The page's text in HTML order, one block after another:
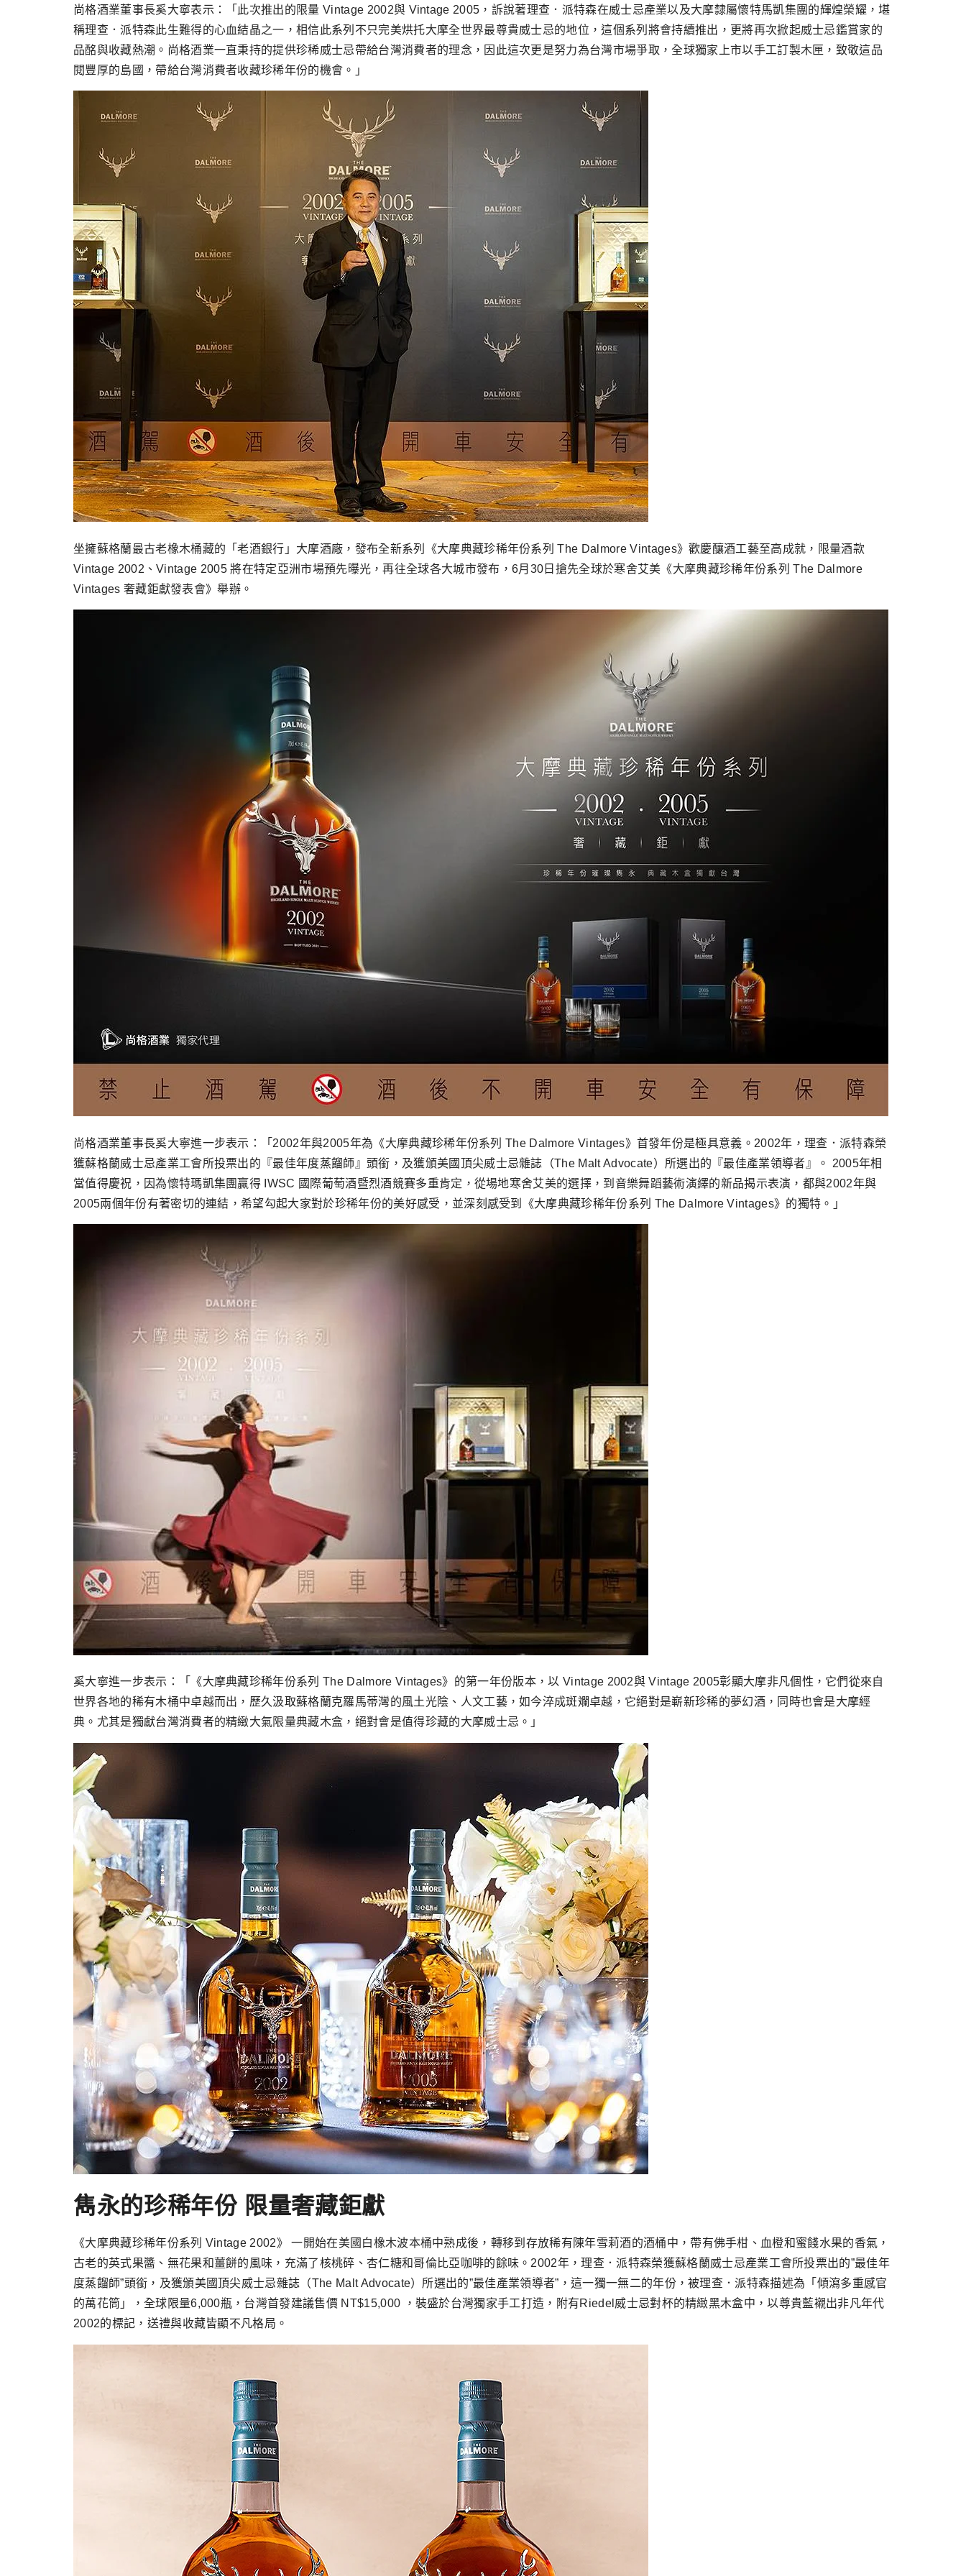
尚格酒業董事長奚大寧表示：「此次推出的限量 Vintage 2002與 Vintage 2005，訴說著理查．派特森在威士忌產業以及大摩隸屬懷特馬凱集團的輝煌榮耀，堪
稱理查．派特森此生難得的心血結晶之一，相信此系列不只完美烘托大摩全世界最尊貴威士忌的地位，這個系列將會持續推出，更將再次掀起威士忌鑑賞家的
品酩與收藏熱潮。尚格酒業一直秉持的提供珍稀威士忌帶給台灣消費者的理念，因此這次更是努力為台灣市場爭取，全球獨家上市以手工訂製木匣，致敬這品
閱豐厚的島國，帶給台灣消費者收藏珍稀年份的機會。」
坐擁蘇格蘭最古老橡木桶藏的「老酒銀行」大摩酒廠，發布全新系列《大摩典藏珍稀年份系列 The Dalmore Vintages》歡慶釀酒工藝至高成就，限量酒款
Vintage 2002、Vintage 2005 將在特定亞洲市場預先曝光，再往全球各大城市發布，6月30日搶先全球於寒舍艾美《大摩典藏珍稀年份系列 The Dalmore
Vintages 奢藏鉅獻發表會》舉辦。
尚格酒業董事長奚大寧進一步表示：「2002年與2005年為《大摩典藏珍稀年份系列 The Dalmore Vintages》首發年份是極具意義。2002年，理查．派特森榮
獲蘇格蘭威士忌產業工會所投票出的『最佳年度蒸餾師』頭銜，及獲頒美國頂尖威士忌雜誌（The Malt Advocate）所選出的『最佳產業領導者』。 2005年相
當值得慶祝，因為懷特瑪凱集團贏得 IWSC 國際葡萄酒暨烈酒競賽多重肯定，從場地寒舍艾美的選擇，到音樂舞蹈藝術演繹的新品揭示表演，都與2002年與
2005兩個年份有著密切的連結，希望勾起大家對於珍稀年份的美好感受，並深刻感受到《大摩典藏珍稀年份系列 The Dalmore Vintages》的獨特。」
奚大寧進一步表示：「《大摩典藏珍稀年份系列 The Dalmore Vintages》的第一年份版本，以 Vintage 2002與 Vintage 2005彰顯大摩非凡個性，它們從來自
世界各地的稀有木桶中卓越而出，歷久汲取蘇格蘭克羅馬蒂灣的風土光陰、人文工藝，如今淬成斑斕卓越，它絕對是嶄新珍稀的夢幻酒，同時也會是大摩經
典。尤其是獨獻台灣消費者的精緻大氣限量典藏木盒，絕對會是值得珍藏的大摩威士忌。」
雋永的珍稀年份 限量奢藏鉅獻
《大摩典藏珍稀年份系列 Vintage 2002》 一開始在美國白橡木波本桶中熟成後，轉移到存放稀有陳年雪莉酒的酒桶中，帶有佛手柑、血橙和蜜餞水果的香氣，
古老的英式果醬、無花果和薑餅的風味，充滿了核桃碎、杏仁糖和哥倫比亞咖啡的餘味。2002年，理查．派特森榮獲蘇格蘭威士忌產業工會所投票出的”最佳年
度蒸餾師”頭銜，及獲頒美國頂尖威士忌雜誌（The Malt Advocate）所選出的”最佳產業領導者”，這一獨一無二的年份，被理查．派特森描述為「傾瀉多重感官
的萬花筒」，全球限量6,000瓶，台灣首發建議售價 NT$15,000 ，裝盛於台灣獨家手工打造，附有Riedel威士忌對杯的精緻黑木盒中，以尊貴藍襯出非凡年代
2002的標記，送禮與收藏皆顯不凡格局。